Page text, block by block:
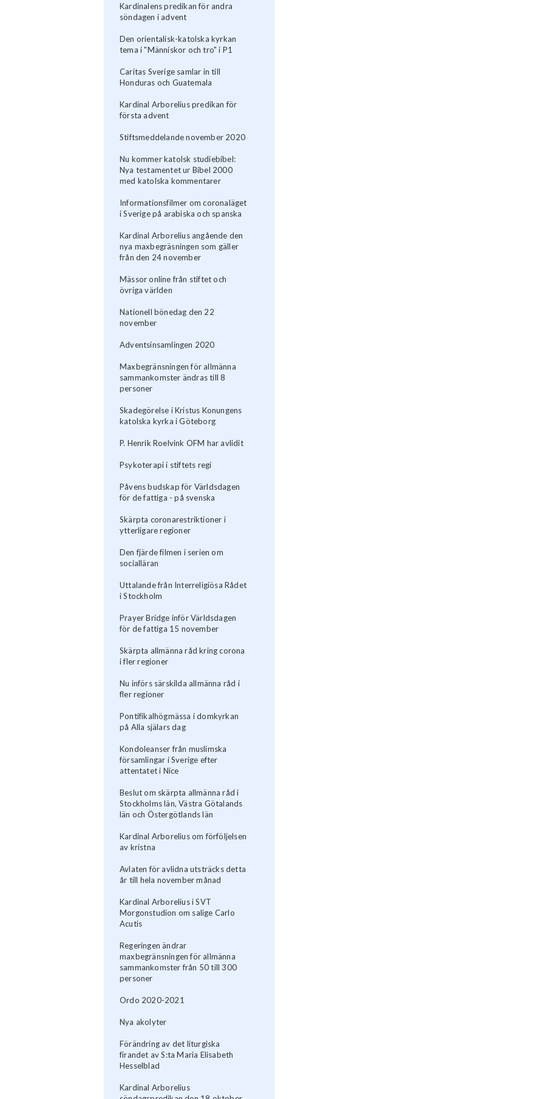
Kardinalens predikan för andra
söndagen i advent
Den orientalisk-katolska kyrkan
tema i "Människor och tro" i P1
Caritas Sverige samlar in till
Honduras och Guatemala
Kardinal Arborelius predikan för
första advent
Stiftsmeddelande november 2020
Nu kommer katolsk studiebibel:
Nya testamentet ur Bibel 2000
med katolska kommentarer
Informationsfilmer om coronaläget
i Sverige på arabiska och spanska
Kardinal Arborelius angående den
nya maxbegräsningen som gäller
från den 24 november
Mässor online från stiftet och
övriga världen
Nationell bönedag den 22
november
Adventsinsamlingen 2020
Maxbegränsningen för allmänna
sammankomster ändras till 8
personer
Skadegörelse i Kristus Konungens
katolska kyrka i Göteborg
P. Henrik Roelvink OFM har avlidit
Psykoterapi i stiftets regi
Påvens budskap för Världsdagen
för de fattiga - på svenska
Skärpta coronarestriktioner i
ytterligare regioner
Den fjärde filmen i serien om
socialläran
Uttalande från Interreligiösa Rådet
i Stockholm
Prayer Bridge inför Världsdagen
för de fattiga 15 november
Skärpta allmänna råd kring corona
i fler regioner
Nu införs särskilda allmänna råd i
fler regioner
Pontifikalhögmässa i domkyrkan
på Alla själars dag
Kondoleanser från muslimska
församlingar i Sverige efter
attentatet i Nice
Beslut om skärpta allmänna råd i
Stockholms län, Västra Götalands
län och Östergötlands län
Kardinal Arborelius om förföljelsen
av kristna
Avlaten för avlidna utsträcks detta
år till hela november månad
Kardinal Arborelius i SVT
Morgonstudion om salige Carlo
Acutis
Regeringen ändrar
maxbegränsningen för allmänna
sammankomster från 50 till 300
personer
Ordo 2020-2021
Nya akolyter
Förändring av det liturgiska
firandet av S:ta Maria Elisabeth
Hesselblad
Kardinal Arborelius